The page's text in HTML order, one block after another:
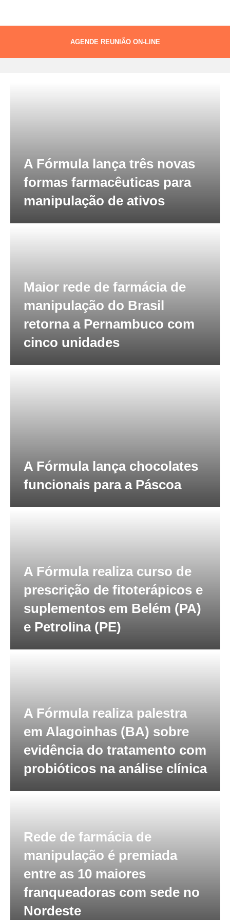
AGENDE REUNIÃO ON-LINE
A Fórmula lança três novas
formas farmacêuticas para
manipulação de ativos
Maior rede de farmácia de
manipulação do Brasil
retorna a Pernambuco com
cinco unidades
A Fórmula lança chocolates
funcionais para a Páscoa
A Fórmula realiza curso de
prescrição de fitoterápicos e
suplementos em Belém (PA)
e Petrolina (PE)
A Fórmula realiza palestra
em Alagoinhas (BA) sobre
evidência do tratamento com
probióticos na análise clínica
Rede de farmácia de
manipulação é premiada
entre as 10 maiores
franqueadoras com sede no
Nordeste